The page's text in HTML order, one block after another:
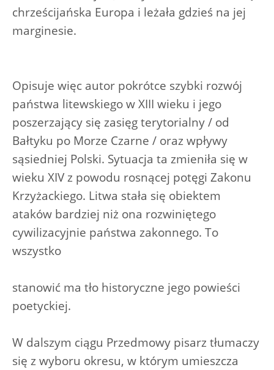
chrześcijańska Europa i leżała gdzieś na jej
marginesie.
Opisuje więc autor pokrótce szybki rozwój
państwa litewskiego w XIII wieku i jego
poszerzający się zasięg terytorialny / od
Bałtyku po Morze Czarne / oraz wpływy
sąsiedniej Polski. Sytuacja ta zmieniła się w
wieku XIV z powodu rosnącej potęgi Zakonu
Krzyżackiego. Litwa stała się obiektem
ataków bardziej niż ona rozwiniętego
cywilizacyjnie państwa zakonnego. To
wszystko
stanowić ma tło historyczne jego powieści
poetyckiej.
W dalszym ciągu Przedmowy pisarz tłumaczy
się z wyboru okresu, w którym umieszcza